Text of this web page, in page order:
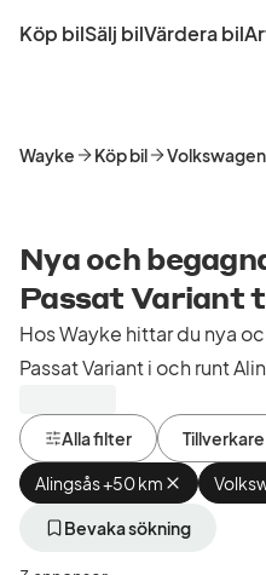
tillKöp bilSälj bilVärdera bil
Wayke Köp bil Volkswagen
Nya och
Passat Variant
Hos Wayke hittar du nya
Passat Variant i och runt
Alla filter Tillverkare
Alingsås +50 km Ta
bort
aktivt
Bevaka sökning